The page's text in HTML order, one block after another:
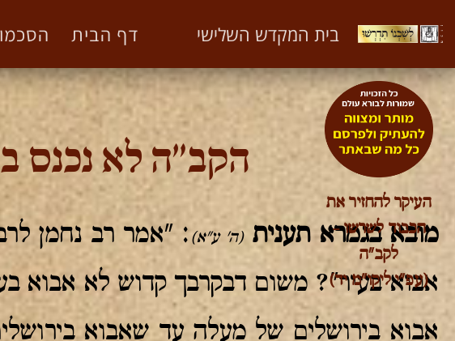
בית המקדש השלישי דף הבית
העיקר להחזיר את
הכבוד לשרשו –
לקב"ה
(עפ"י ליקו"מ יד)
הקב"ה לא נכנס
מובא בגמרא תענית (ה' ע"א): "אמר רב נחמן
אבוא בעיר"? משום דבקרבך קדוש לא אבוא
אבוא בירושלים של מעלה עד שאבוא
ספר אמרי רחמים
על חשיבות הבית השלישי